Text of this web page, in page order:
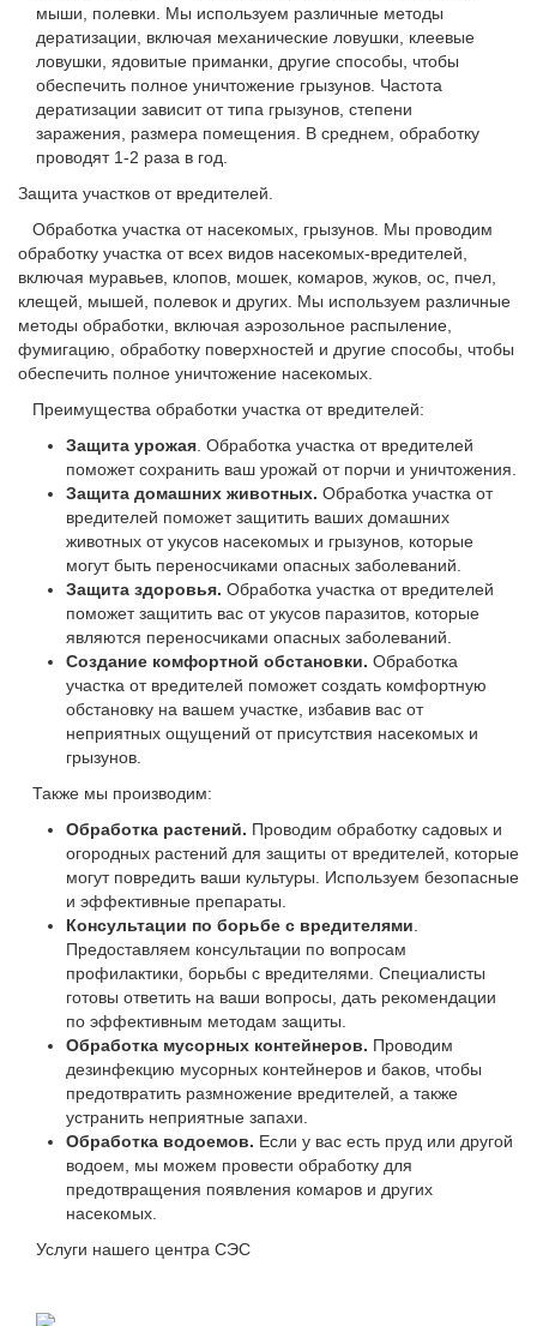
мыши, полевки. Мы используем различные методы
дератизации, включая механические ловушки, клеевые
ловушки, ядовитые приманки, другие способы, чтобы
обеспечить полное уничтожение грызунов. Частота
дератизации зависит от типа грызунов, степени
заражения, размера помещения. В среднем, обработку
проводят 1-2 раза в год.
Защита участков от вредителей.
Обработка участка от насекомых, грызунов. Мы проводим
обработку участка от всех видов насекомых-вредителей,
включая муравьев, клопов, мошек, комаров, жуков, ос, пчел,
клещей, мышей, полевок и других. Мы используем различные
методы обработки, включая аэрозольное распыление,
фумигацию, обработку поверхностей и другие способы, чтобы
обеспечить полное уничтожение насекомых.
Преимущества обработки участка от вредителей:
Защита урожая . Обработка участка от вредителей
поможет сохранить ваш урожай от порчи и уничтожения.
Защита домашних животных. Обработка участка от
вредителей поможет защитить ваших домашних
животных от укусов насекомых и грызунов, которые
могут быть переносчиками опасных заболеваний.
Защита здоровья. Обработка участка от вредителей
поможет защитить вас от укусов паразитов, которые
являются переносчиками опасных заболеваний.
Создание комфортной обстановки. Обработка
участка от вредителей поможет создать комфортную
обстановку на вашем участке, избавив вас от
неприятных ощущений от присутствия насекомых и
грызунов.
Также мы производим:
Обработка растений. Проводим обработку садовых и
огородных растений для защиты от вредителей, которые
могут повредить ваши культуры. Используем безопасные
и эффективные препараты.
Консультации по борьбе с вредителями
Предоставляем консультации по вопросам
профилактики, борьбы с вредителями. Специалисты
готовы ответить на ваши вопросы, дать рекомендации
по эффективным методам защиты.
Обработка мусорных контейнеров. Проводим
дезинфекцию мусорных контейнеров и баков, чтобы
предотвратить размножение вредителей, а также
устранить неприятные запахи.
Обработка водоемов. Если у вас есть пруд или другой
водоем, мы можем провести обработку для
предотвращения появления комаров и других
насекомых.
Услуги нашего центра СЭС